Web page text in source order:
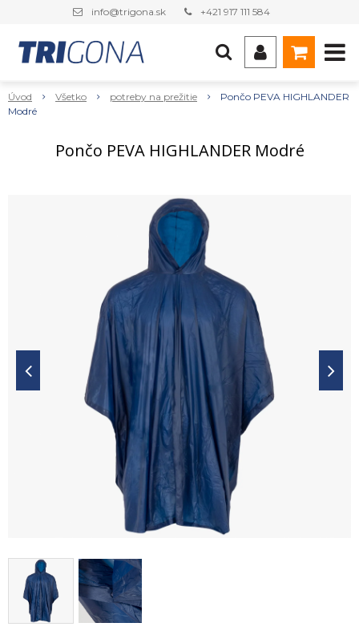
info@trigona.sk +421 917 111 584
Úvod Všetko potreby na prežitie
Pončo PEVA HIGHLANDER
Modré
Pončo PEVA HIGHLANDER Modré